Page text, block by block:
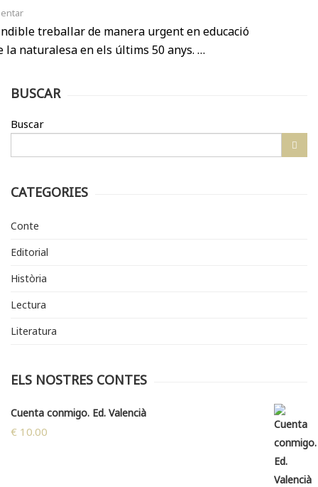
treballar de manera urgent en educació
naturalesa en els últims 50 anys. …
BUSCAR
Buscar
CATEGORIES
Conte
Editorial
Història
Lectura
Literatura
ELS NOSTRES CONTES
Cuenta conmigo. Ed. Valencià
€ 10.00